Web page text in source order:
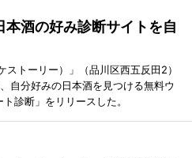
酒の好み診断サイトを自
トーリー）」（品川区西五反田2）
自分好みの日本酒を見つける無料ウ
診断」をリリースした。